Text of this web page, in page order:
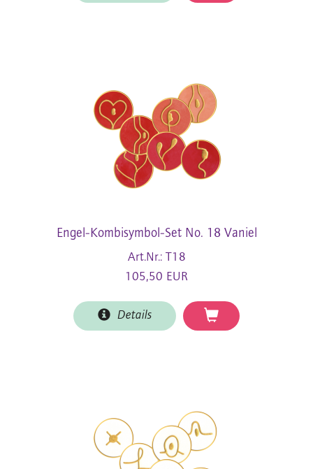
Engel-Kombisymbol-Set No. 18 Vaniel
Art.Nr.: T18
105,50 EUR
Details